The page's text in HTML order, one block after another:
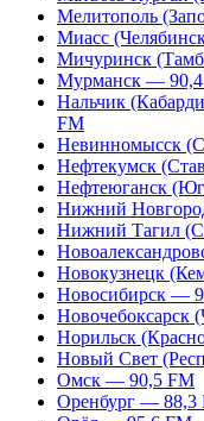
Мелитополь
Миасс
Мичуринск
Мурманск —
Нальчик
FM
Невинномысск
Нефтекумск
Нефтеюганск
Нижний
Нижний Тагил
Новокузнецк
Новосибирск —
Новочебоксарск
Норильск
Новый Свет
Омск — 90,5 FM
Оренбург — 88,3